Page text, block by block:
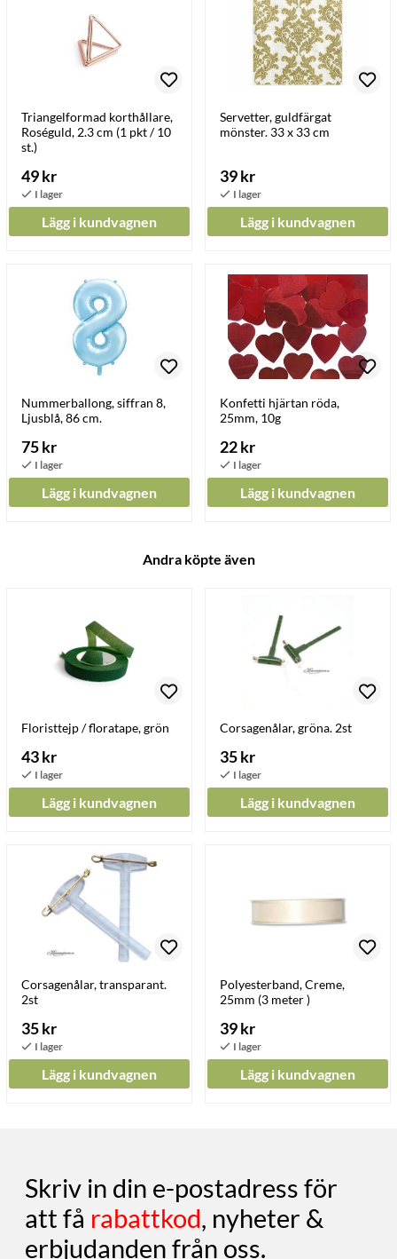
Triangelformad korthållare,
Roséguld, 2.3 cm (1 pkt / 10
st.)
49 kr
Lägg i kundvagnen
Servetter, guldfärgat
mönster. 33 x 33 cm
39 kr
Lägg i kundvagnen
Nummerballong, siffran 8,
Ljusblå, 86 cm.
75 kr
Lägg i kundvagnen
Konfetti hjärtan röda,
25mm, 10g
22 kr
Lägg i kundvagnen
Andra köpte även
Floristtejp / floratape, grön
43 kr
Lägg i kundvagnen
Corsagenålar, gröna. 2st
35 kr
Lägg i kundvagnen
Corsagenålar, transparant.
2st
35 kr
Lägg i kundvagnen
Polyesterband, Creme,
25mm (3 meter )
39 kr
Lägg i kundvagnen
Skriv in din e-postadress för
att få rabattkod, nyheter &
erbjudanden från oss.